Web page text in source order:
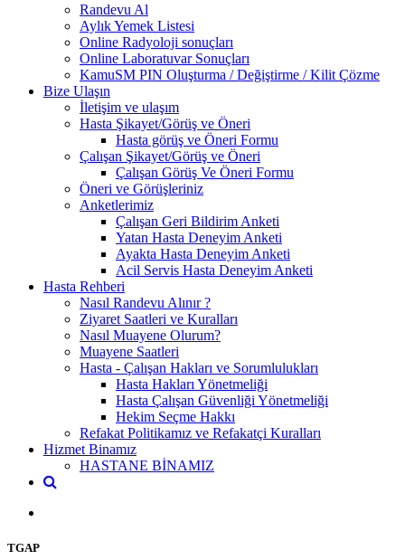
Randevu Al
Aylık Yemek Listesi
Online Radyoloji sonuçları
Online Laboratuvar Sonuçları
KamuSM PIN Oluşturma / Değiştirme / Kilit Çözme
Bize Ulaşın
İletişim ve ulaşım
Hasta Şikayet/Görüş ve Öneri
Hasta görüş ve Öneri Formu
Çalışan Şikayet/Görüş ve Öneri
Çalışan Görüş Ve Öneri Formu
Öneri ve Görüşleriniz
Anketlerimiz
Çalışan Geri Bildirim Anketi
Yatan Hasta Deneyim Anketi
Ayakta Hasta Deneyim Anketi
Acil Servis Hasta Deneyim Anketi
Hasta Rehberi
Nasıl Randevu Alınır ?
Ziyaret Saatleri ve Kuralları
Nasıl Muayene Olurum?
Muayene Saatleri
Hasta - Çalışan Hakları ve Sorumlulukları
Hasta Hakları Yönetmeliği
Hasta Çalışan Güvenliği Yönetmeliği
Hekim Seçme Hakkı
Refakat Politikamız ve Refakatçi Kuralları
Hizmet Binamız
HASTANE BİNAMIZ
TGAP